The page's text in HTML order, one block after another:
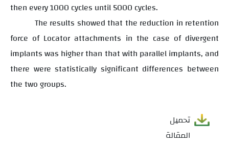
then every 1000 cycles until 5000 cycles.
The results showed that the reduction in retention
force of Locator attachments in the case of divergent
implants was higher than that with parallel implants, and
there were statistically significant differences between
the two groups.
تحميل
المقالة